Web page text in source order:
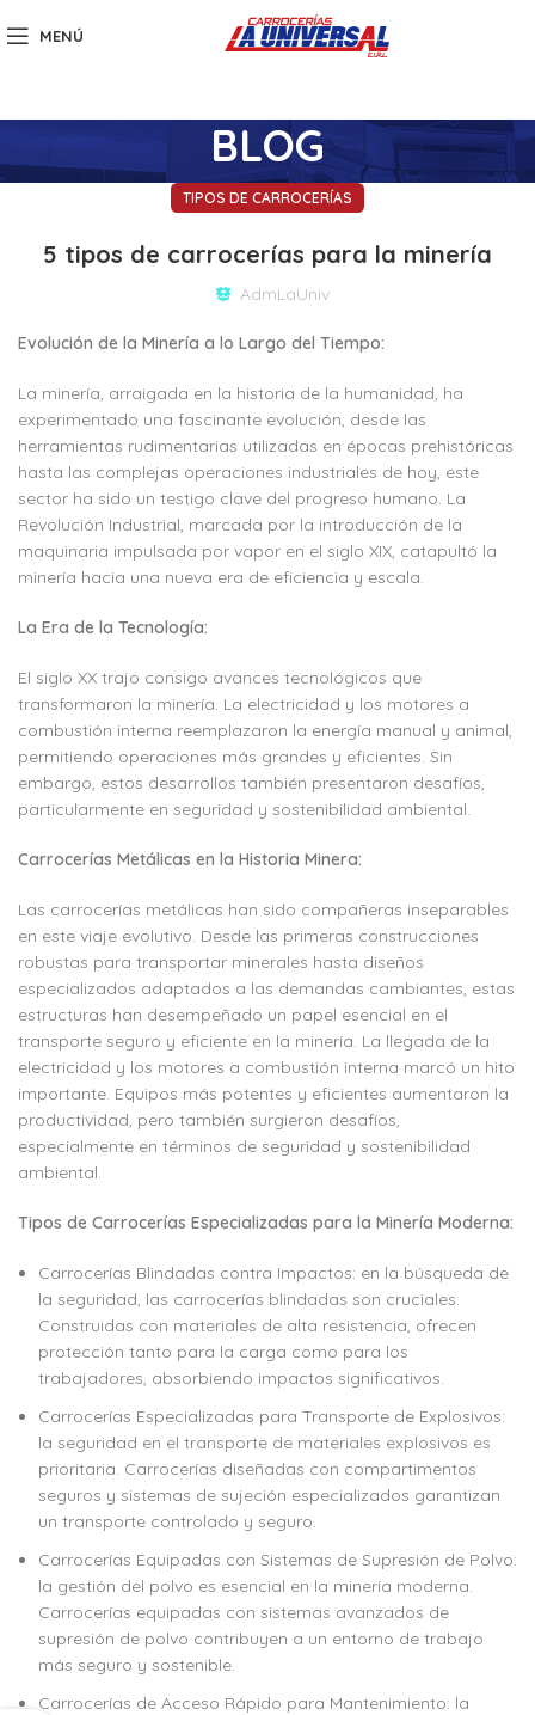
MENÚ
BLOG
TIPOS DE CARROCERÍAS
5 tipos de carrocerías para la minería
AdmLaUniv
Evolución de la Minería a lo Largo del Tiempo:
La minería, arraigada en la historia de la humanidad, ha
experimentado una fascinante evolución, desde las
herramientas rudimentarias utilizadas en épocas prehistóricas
hasta las complejas operaciones industriales de hoy, este
sector ha sido un testigo clave del progreso humano. La
Revolución Industrial, marcada por la introducción de la
maquinaria impulsada por vapor en el siglo XIX, catapultó la
minería hacia una nueva era de eficiencia y escala.
La Era de la Tecnología:
El siglo XX trajo consigo avances tecnológicos que
transformaron la minería. La electricidad y los motores a
combustión interna reemplazaron la energía manual y animal,
permitiendo operaciones más grandes y eficientes. Sin
embargo, estos desarrollos también presentaron desafíos,
particularmente en seguridad y sostenibilidad ambiental.
Carrocerías Metálicas en la Historia Minera:
Las carrocerías metálicas han sido compañeras inseparables
en este viaje evolutivo. Desde las primeras construcciones
robustas para transportar minerales hasta diseños
especializados adaptados a las demandas cambiantes, estas
estructuras han desempeñado un papel esencial en el
transporte seguro y eficiente en la minería. La llegada de la
electricidad y los motores a combustión interna marcó un hito
importante. Equipos más potentes y eficientes aumentaron la
productividad, pero también surgieron desafíos,
especialmente en términos de seguridad y sostenibilidad
ambiental.
Tipos de Carrocerías Especializadas para la Minería Moderna:
Carrocerías Blindadas contra Impactos: en la búsqueda de
la seguridad, las carrocerías blindadas son cruciales.
Construidas con materiales de alta resistencia, ofrecen
protección tanto para la carga como para los
trabajadores, absorbiendo impactos significativos.
Carrocerías Especializadas para Transporte de Explosivos:
la seguridad en el transporte de materiales explosivos es
prioritaria. Carrocerías diseñadas con compartimentos
seguros y sistemas de sujeción especializados garantizan
un transporte controlado y seguro.
Carrocerías Equipadas con Sistemas de Supresión de Polvo:
la gestión del polvo es esencial en la minería moderna.
Carrocerías equipadas con sistemas avanzados de
supresión de polvo contribuyen a un entorno de trabajo
más seguro y sostenible.
Carrocerías de Acceso Rápido para Mantenimiento: la